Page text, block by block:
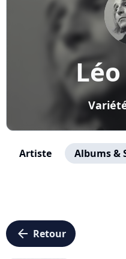
Artiste Albums &
arrow_left Retour